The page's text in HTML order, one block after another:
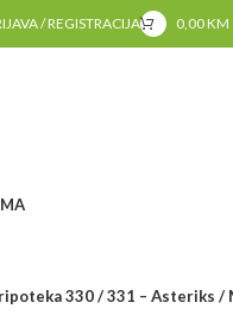
/ REGISTRACIJA 0,00KM
330 / 331 – Asteriks /